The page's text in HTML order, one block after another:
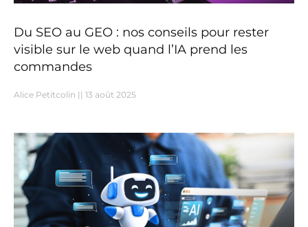
Du SEO au GEO : nos conseils pour rester
visible sur le web quand l’IA prend les
commandes
Alice Petitcolin 13 août 2025